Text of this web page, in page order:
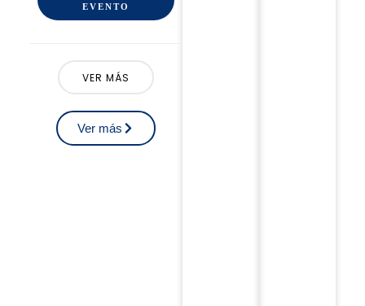
EVENTO
VER MÁS
Ver más